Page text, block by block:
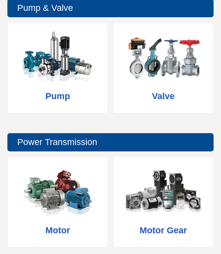
Pump & Valve
Pump Valve
Power Transmission
Motor Motor Gear